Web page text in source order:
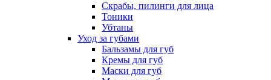
Скрабы, пилинги для лица
Тоники
Убтаны
Уход за губами
Бальзамы для губ
Кремы для губ
Маски для губ